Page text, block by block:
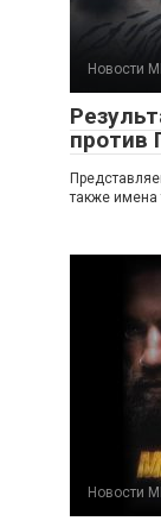
Новости
против
также имена
Новости